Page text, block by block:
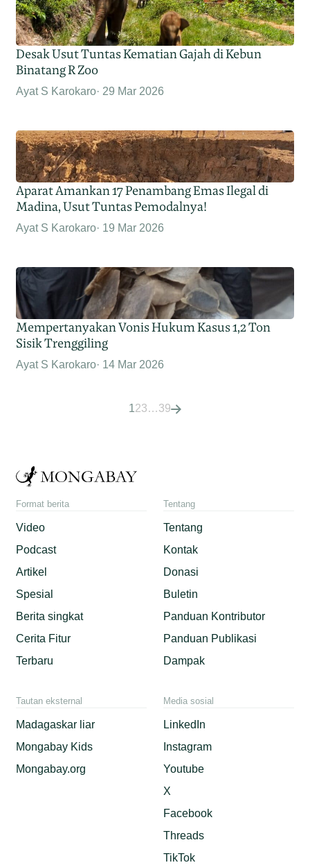
Desak Usut Tuntas Kematian Gajah di Kebun
Binatang R Zoo
Ayat S Karokaro 29 Mar 2026
Aparat Amankan 17 Penambang Emas Ilegal di
Madina, Usut Tuntas Pemodalnya!
Ayat S Karokaro 19 Mar 2026
Mempertanyakan Vonis Hukum Kasus 1,2 Ton
Sisik Trenggiling
Ayat S Karokaro 14 Mar 2026
123…39
Format berita
Video
Podcast
Artikel
Spesial
Berita singkat
Cerita Fitur
Terbaru
Tentang
Tentang
Kontak
Donasi
Buletin
Panduan Kontributor
Panduan Publikasi
Dampak
Tautan eksternal
Madagaskar liar
Mongabay Kids
Mongabay.org
Media sosial
LinkedIn
Instagram
Youtube
X
Facebook
Threads
TikTok